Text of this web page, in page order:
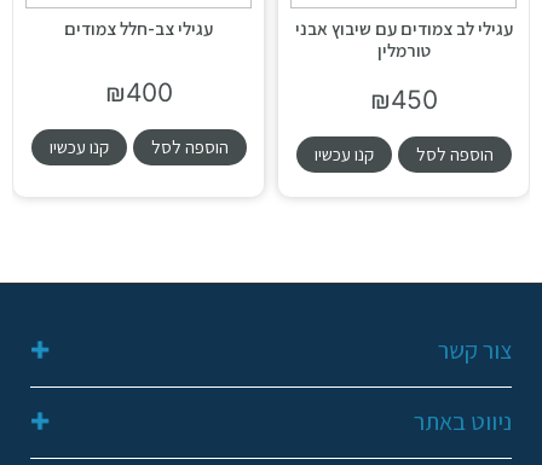
עגילי לב צמודים עם שיבוץ אבני
טורמלין
₪450
הוספה לסל קנו עכשיו
עגילי צב-חלל צמודים
₪400
הוספה לסל קנו עכשיו
צור קשר
052-2311648
ניווט באתר